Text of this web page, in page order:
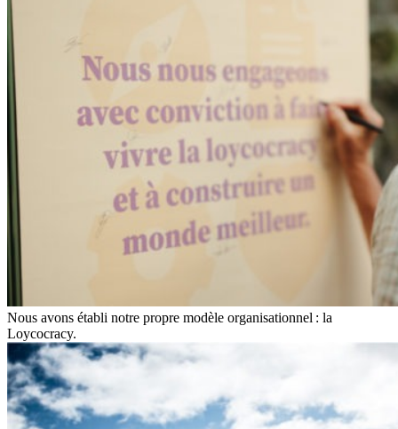
Nous avons établi notre propre modèle organisationnel : la
Loycocracy.